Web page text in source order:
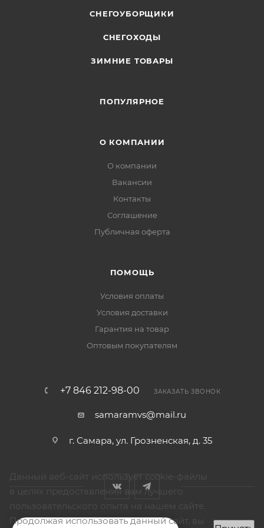
СНЕГОУБОРЩИКИ
СНЕГОХОДЫ
ЗИМНИЕ ТОВАРЫ
ПОПУЛЯРНОЕ
О КОМПАНИИ
О компании
Вакансии
Контакты
Соглашение
Публичная оферта
ПОМОЩЬ
Условия оплаты
Условия доставки
Гарантия на товар
Оптовым покупателям
+7 846 212-98-00 ЗАКАЗАТЬ ЗВОНОК
samaramvs@mail.ru
г. Самара, ул. Грозненская, д. 35
Данный веб-сайт использует cookie-файлы
в целях предоставления вам лучшего
пользовательского опыта на нашем сайте.
Продолжая использовать данный сайт, вы